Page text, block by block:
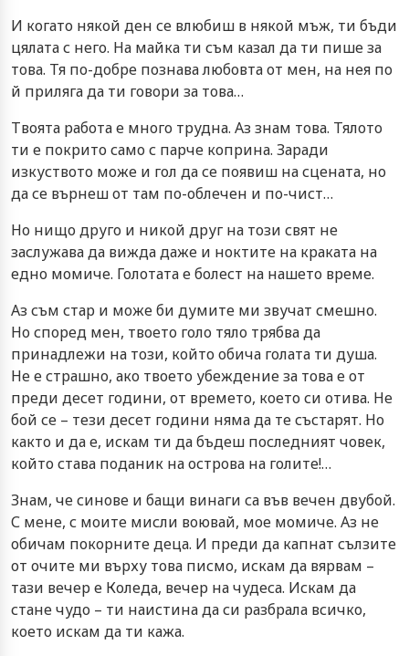
И когато някой ден се влюбиш в някой мъж, ти бъди
цялата с него. На майка ти съм казал да ти пише за
това. Тя по-добре познава любовта от мен, на нея по
й приляга да ти говори за това…
Твоята работа е много трудна. Аз знам това. Тялото
ти е покрито само с парче коприна. Заради
изкуството може и гол да се появиш на сцената, но
да се върнеш от там по-облечен и по-чист…
Но нищо друго и никой друг на този свят не
заслужава да вижда даже и ноктите на краката на
едно момиче. Голотата е болест на нашето време.
Аз съм стар и може би думите ми звучат смешно.
Но според мен, твоето голо тяло трябва да
принадлежи на този, който обича голата ти душа.
Не е страшно, ако твоето убеждение за това е от
преди десет години, от времето, което си отива. Не
бой се – тези десет години няма да те състарят. Но
както и да е, искам ти да бъдеш последният човек,
който става поданик на острова на голите!…
Знам, че синове и бащи винаги са във вечен двубой.
С мене, с моите мисли воювай, мое момиче. Аз не
обичам покорните деца. И преди да капнат сълзите
от очите ми върху това писмо, искам да вярвам –
тази вечер е Коледа, вечер на чудеса. Искам да
стане чудо – ти наистина да си разбрала всичко,
което искам да ти кажа.